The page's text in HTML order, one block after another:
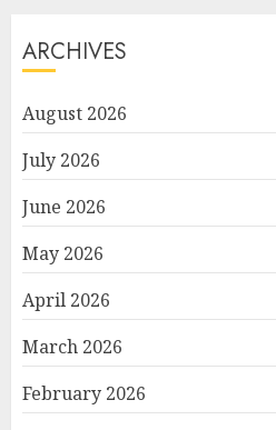
ARCHIVES
August 2026
July 2026
June 2026
May 2026
April 2026
March 2026
February 2026